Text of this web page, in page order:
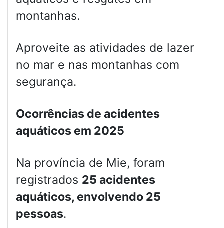
montanhas.
Aproveite as atividades de lazer
no mar e nas montanhas com
segurança.
Ocorrências de acidentes
aquáticos em 2025
Na província de Mie, foram
registrados 25 acidentes
aquáticos, envolvendo 25
pessoas.